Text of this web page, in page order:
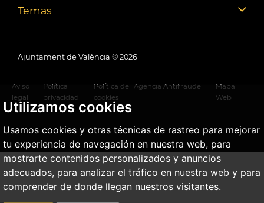
Utilizamos cookies
Usamos cookies y otras técnicas de rastreo para mejorar
tu experiencia de navegación en nuestra web, para
mostrarte contenidos personalizados y anuncios
adecuados, para analizar el tráfico en nuestra web y para
comprender de donde llegan nuestros visitantes.
Temas
Ajuntament de València © 2026
Aviso
legal
Política
privacidad
Política de
cookies
Agencia Antifraude
Mapa
Web